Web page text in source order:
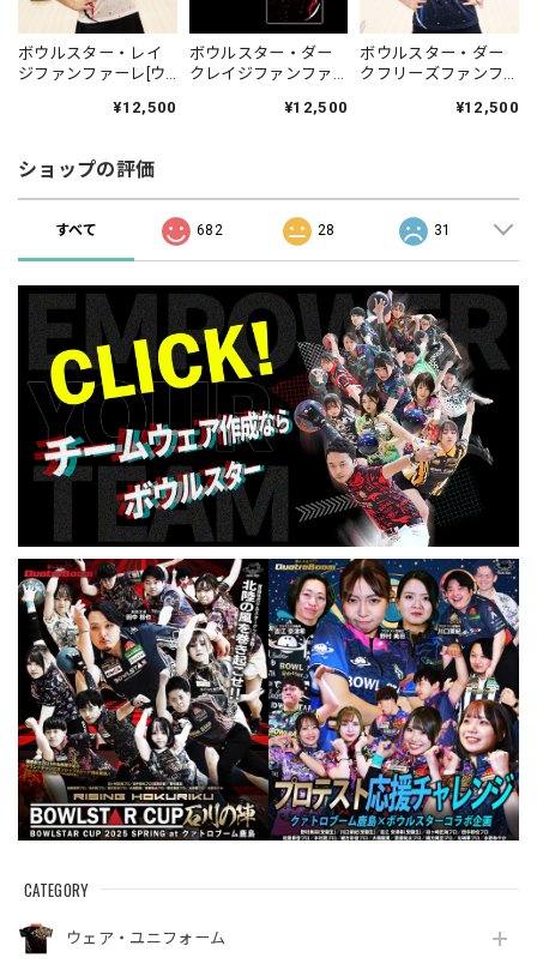
CATEGORY
ウェア・ユニフォーム
ボウルスター・レイ
ジファンファーレ[ウ
り・完全受注生産¥12,500
ボウルスター・ダー
クレイジファンファ
ム入り・完全受注生
¥12,500
ボウルスター・ダー
クフリーズファンフ
ーム入り・完全受注
¥12,500
ショップの評価
すべて 682 28 31